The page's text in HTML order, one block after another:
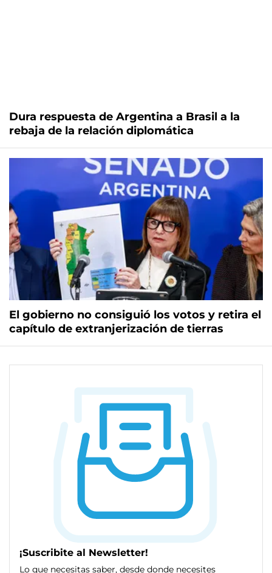
Dura respuesta de Argentina a Brasil a la
rebaja de la relación diplomática
El gobierno no consiguió los votos y retira el
capítulo de extranjerización de tierras
¡Suscribite al Newsletter!
Lo que necesitas saber, desde donde necesites